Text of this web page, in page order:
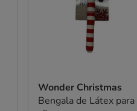
Wonder Christmas
Bengala de Látex para